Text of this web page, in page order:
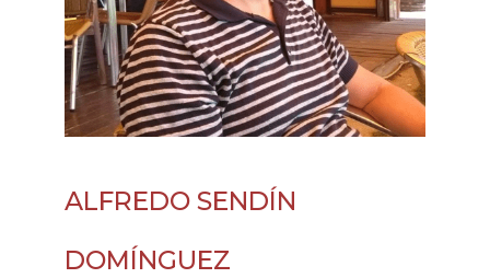
ALFREDO SENDÍN
DOMÍNGUEZ